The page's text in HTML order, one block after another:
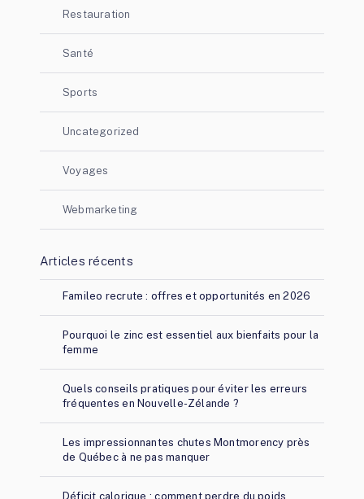
Restauration
Santé
Sports
Uncategorized
Voyages
Webmarketing
Articles récents
Famileo recrute : offres et opportunités en 2026
Pourquoi le zinc est essentiel aux bienfaits pour la
femme
Quels conseils pratiques pour éviter les erreurs
fréquentes en Nouvelle-Zélande ?
Les impressionnantes chutes Montmorency près
de Québec à ne pas manquer
Déficit calorique : comment perdre du poids